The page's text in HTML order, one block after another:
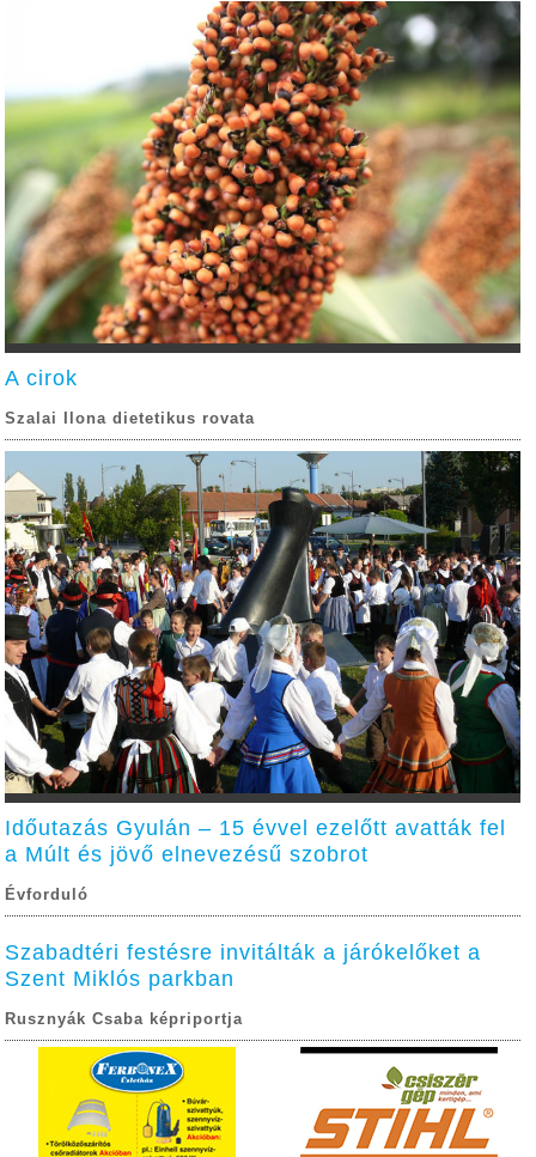
A cirok
Szalai Ilona dietetikus rovata
Időutazás Gyulán – 15 évvel ezelőtt avatták fel
a Múlt és jövő elnevezésű szobrot
Évforduló
Szabadtéri festésre invitálták a járókelőket a
Szent Miklós parkban
Rusznyák Csaba képriportja